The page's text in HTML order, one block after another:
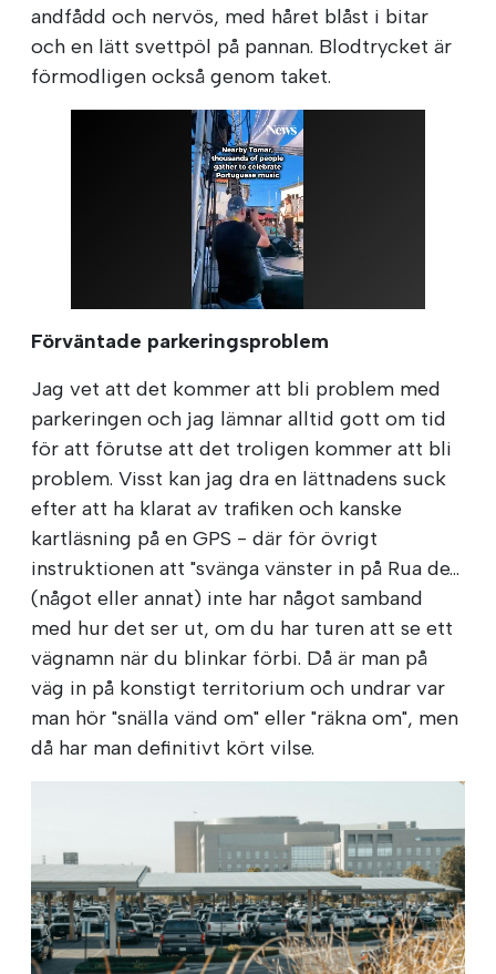
andfådd och nervös, med håret blåst i bitar
och en lätt svettpöl på pannan. Blodtrycket är
förmodligen också genom taket.
Förväntade parkeringsproblem
Jag vet att det kommer att bli problem med
parkeringen och jag lämnar alltid gott om tid
för att förutse att det troligen kommer att bli
problem. Visst kan jag dra en lättnadens suck
efter att ha klarat av trafiken och kanske
kartläsning på en GPS - där för övrigt
instruktionen att "svänga vänster in på Rua de...
(något eller annat) inte har något samband
med hur det ser ut, om du har turen att se ett
vägnamn när du blinkar förbi. Då är man på
väg in på konstigt territorium och undrar var
man hör "snälla vänd om" eller "räkna om", men
då har man definitivt kört vilse.